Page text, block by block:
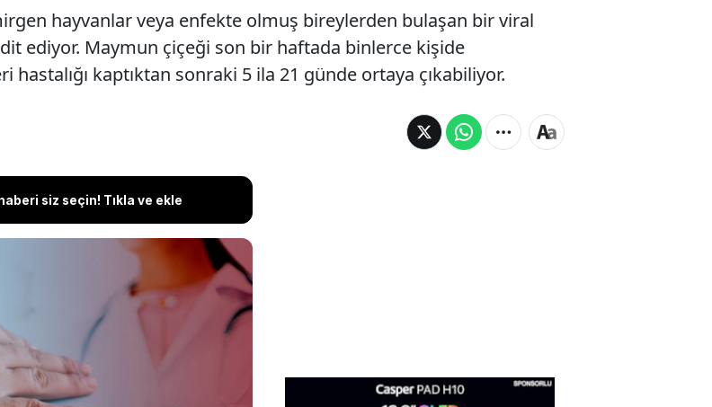
hayvanlar veya enfekte olmuş bireylerden bulaşan bir viral
ediyor. Maymun çiçeği son bir haftada binlerce kişide
kaptıktan sonraki 5 ila 21 günde ortaya çıkabiliyor.
siz seçin! Tıkla ve ekle
kemirgen hayvanlar veya
bir viral hastalık olmaktan çıkıp